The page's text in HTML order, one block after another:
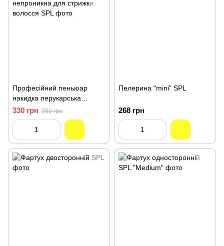
Професійний пеньюар
накидка перукарська
непроникна для стрижки
волосся SPL
330 грн 399 грн
Пелерина "mini" SPL
268 грн